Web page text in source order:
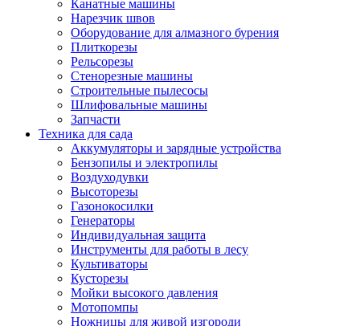
Канатные машины
Нарезчик швов
Оборудование для алмазного бурения
Плиткорезы
Рельсорезы
Стенорезные машины
Строительные пылесосы
Шлифовальные машины
Запчасти
Техника для сада
Аккумуляторы и зарядные устройства
Бензопилы и электропилы
Воздуходувки
Высоторезы
Газонокосилки
Генераторы
Индивидуальная защита
Инструменты для работы в лесу
Культиваторы
Кусторезы
Мойки высокого давления
Мотопомпы
Ножницы для живой изгороди